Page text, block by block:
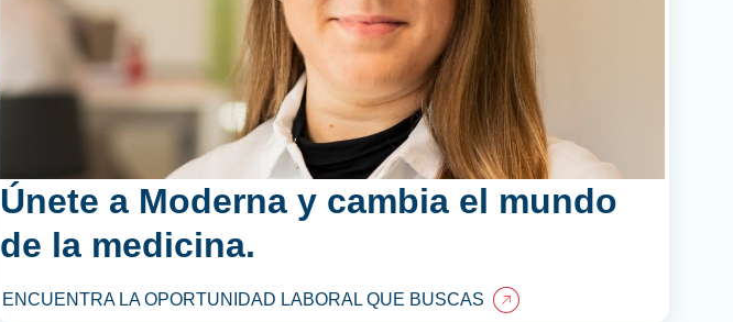
Únete a Moderna y cambia el mundo
de la medicina.
ENCUENTRA LA OPORTUNIDAD LABORAL QUE BUSCAS